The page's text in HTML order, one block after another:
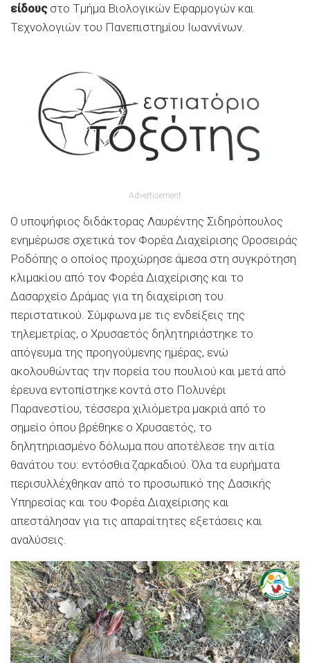
είδουςστο Τμήμα Βιολογικών Εφαρμογών και
Τεχνολογιών του Πανεπιστημίου Ιωαννίνων.
Advertisement
Ο υποψήφιος διδάκτορας Λαυρέντης Σιδηρόπουλος
ενημέρωσε σχετικά τον Φορέα Διαχείρισης Οροσειράς
Ροδόπης ο οποίος προχώρησε άμεσα στη συγκρότηση
κλιμακίου από τον Φορέα Διαχείρισης και το
Δασαρχείο Δράμας για τη διαχείριση του
περιστατικού. Σύμφωνα με τις ενδείξεις της
τηλεμετρίας, ο Χρυσαετός δηλητηριάστηκε το
απόγευμα της προηγούμενης ημέρας, ενώ
ακολουθώντας την πορεία του πουλιού και μετά από
έρευνα εντοπίστηκε κοντά στο Πολυνέρι
Παρανεστίου, τέσσερα χιλιόμετρα μακριά από το
σημείο όπου βρέθηκε ο Χρυσαετός, το
δηλητηριασμένο δόλωμα που αποτέλεσε την αιτία
θανάτου του: εντόσθια ζαρκαδιού. Όλα τα ευρήματα
περισυλλέχθηκαν από το προσωπικό της Δασικής
Υπηρεσίας και του Φορέα Διαχείρισης και
απεστάλησαν για τις απαραίτητες εξετάσεις και
αναλύσεις.